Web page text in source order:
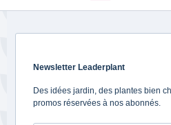
Newsletter Leaderplant
Des idées jardin, des plantes bien
promos réservées à nos abonnés.